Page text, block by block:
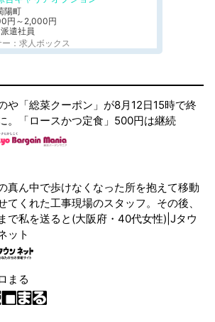
陽町
円～2,000円
遣社員
ー：求人ボックス
や「総菜クーポン」が8月12日15時で終
。「ロースかつ定食」500円は継続
真ん中で歩けなくなった所を抱えて移動
てくれた工事現場のスタッフ。その後、
で私を送ると(大阪府・40代女性)|Jタウ
ット
まる